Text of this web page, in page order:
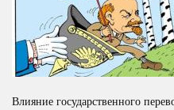
Влияние государственного